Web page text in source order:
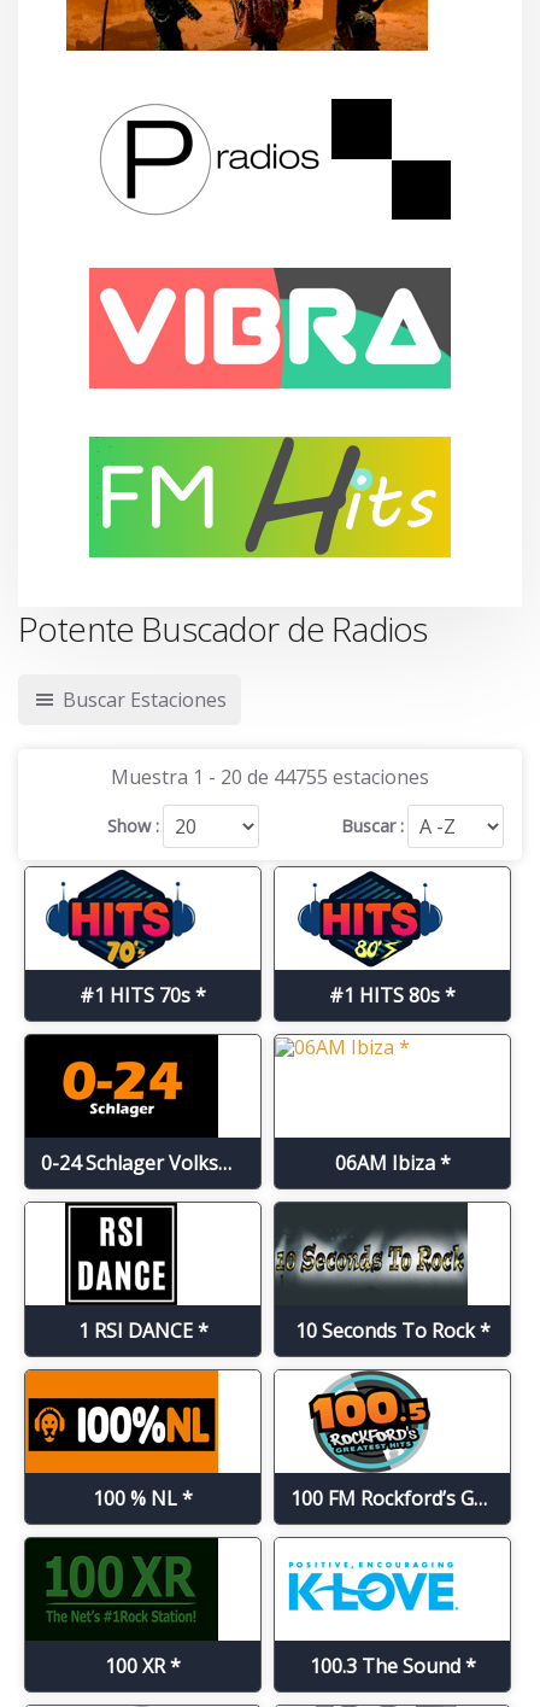
Potente Buscador de Radios
Buscar Estaciones
Muestra 1 - 20 de 44755 estaciones
Show : Buscar :
#1 HITS 70s * #1 HITS 80s *
0-24 Schlager Volksmusik * 06AM Ibiza *
1 RSI DANCE * 10 Seconds To Rock *
100 % NL * 100 FM Rockford’s Greatest Hits *
100 XR * 100.3 The Sound *